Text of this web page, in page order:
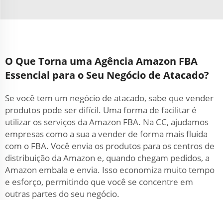
O Que Torna uma Agência Amazon FBA
Essencial para o Seu Negócio de Atacado?
Se você tem um negócio de atacado, sabe que vender
produtos pode ser difícil. Uma forma de facilitar é
utilizar os serviços da Amazon FBA. Na CC, ajudamos
empresas como a sua a vender de forma mais fluida
com o FBA. Você envia os produtos para os centros de
distribuição da Amazon e, quando chegam pedidos, a
Amazon embala e envia. Isso economiza muito tempo
e esforço, permitindo que você se concentre em
outras partes do seu negócio.